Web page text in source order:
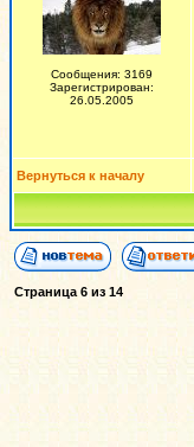
Сообщения: 3169
Зарегистрирован:
26.05.2005
Вернуться к началу
Страница 6из 14